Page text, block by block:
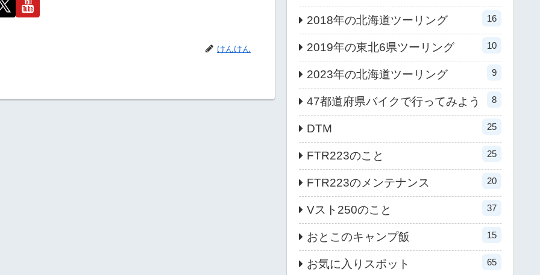
けんけん
2018年の北海道ツーリング 16
2019年の東北6県ツーリング 10
2023年の北海道ツーリング 9
47都道府県バイクで行ってみよう 8
DTM 25
FTR223のこと 25
FTR223のメンテナンス 20
Vスト250のこと 37
おとこのキャンプ飯 15
お気に入りスポット 65